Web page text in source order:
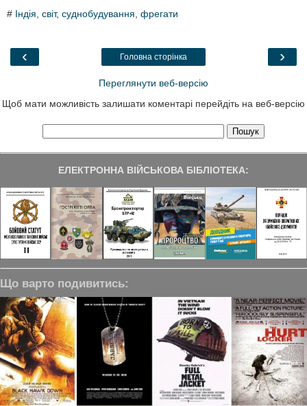
e
o
t
k
e
a
r
# Індія світ, суднобудування фрегати
‹ ›
Головна сторінка
Переглянути веб-версію
Щоб мати можливість залишати коментарі перейдіть на веб-версію
ЕЛЕКТРОННА ВІЙСЬКОВА БІБЛІОТЕКА:
Що варто подивитись: